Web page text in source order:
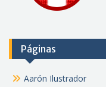
Páginas
Aarón Ilustrador